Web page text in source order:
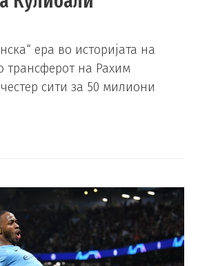
ера во историјата на
трансферот на Рахим
сити за 50 милиони